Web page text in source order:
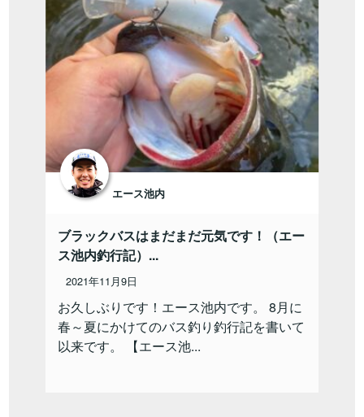
エース池内
ブラックバスはまだまだ元気です！（エー
ス池内釣行記）...
2021年11月9日
お久しぶりです！エース池内です。 8月に
春～夏にかけてのバス釣り釣行記を書いて
以来です。 【エース池...